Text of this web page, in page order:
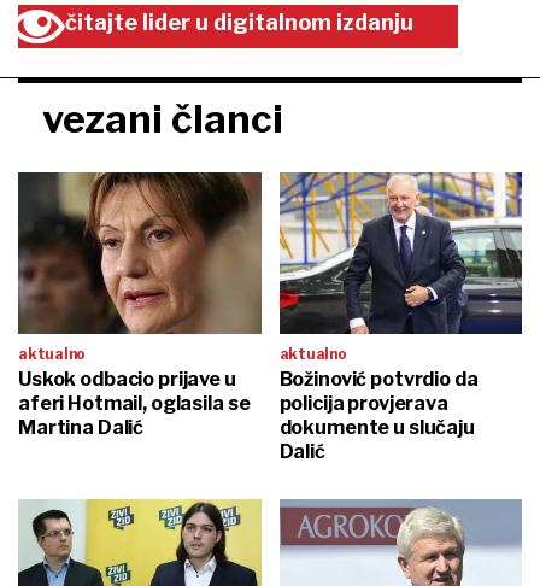
čitajte lider u digitalnom izdanju
vezani članci
aktualno
Uskok odbacio prijave u
aferi Hotmail, oglasila se
Martina Dalić
aktualno
Božinović potvrdio da
policija provjerava
dokumente u slučaju
Dalić